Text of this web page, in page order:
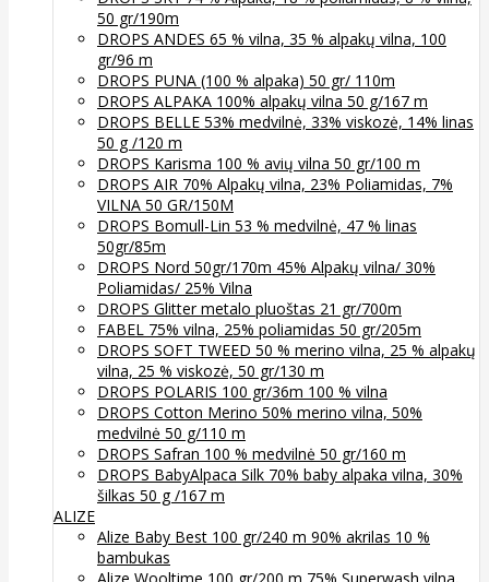
50 gr/190m
DROPS ANDES 65 % vilna, 35 % alpakų vilna, 100
gr/96 m
DROPS PUNA (100 % alpaka) 50 gr/ 110m
DROPS ALPAKA 100% alpakų vilna 50 g/167 m
DROPS BELLE 53% medvilnė, 33% viskozė, 14% linas
50 g /120 m
DROPS Karisma 100 % avių vilna 50 gr/100 m
DROPS AIR 70% Alpakų vilna, 23% Poliamidas, 7%
VILNA 50 GR/150M
DROPS Bomull-Lin 53 % medvilnė, 47 % linas
50gr/85m
DROPS Nord 50gr/170m 45% Alpakų vilna/ 30%
Poliamidas/ 25% Vilna
DROPS Glitter metalo pluoštas 21 gr/700m
FABEL 75% vilna, 25% poliamidas 50 gr/205m
DROPS SOFT TWEED 50 % merino vilna, 25 % alpakų
vilna, 25 % viskozė, 50 gr/130 m
DROPS POLARIS 100 gr/36m 100 % vilna
DROPS Cotton Merino 50% merino vilna, 50%
medvilnė 50 g/110 m
DROPS Safran 100 % medvilnė 50 gr/160 m
DROPS BabyAlpaca Silk 70% baby alpaka vilna, 30%
šilkas 50 g /167 m
ALIZE
Alize Baby Best 100 gr/240 m 90% akrilas 10 %
bambukas
Alize Wooltime 100 gr/200 m 75% Superwash vilna,